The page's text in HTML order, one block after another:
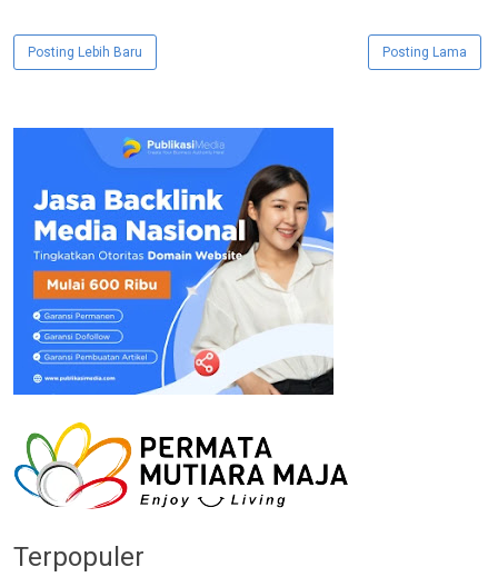
Posting Lebih Baru Posting Lama
Terpopuler